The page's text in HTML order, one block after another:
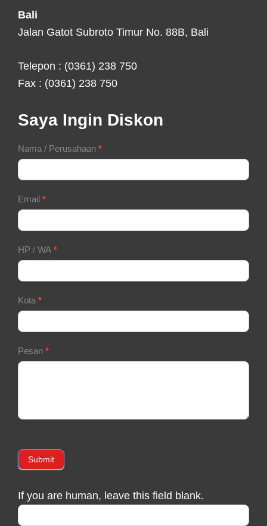
Bali
Jalan Gatot Subroto Timur No. 88B, Bali
Telepon : (0361) 238 750
Fax : (0361) 238 750
Saya Ingin Diskon
Contact
Form
Nama / Perusahaan *
Email *
HP / WA *
Kota *
Pesan *
Submit
If you are human, leave this field blank.